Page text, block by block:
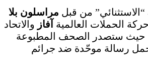
من قبل مراسلون بلا
الحملات العالمية آفاز والاتحاد
حيث ستصدر الصحف المطبوعة
رسالة موحّدة ضد جرائم